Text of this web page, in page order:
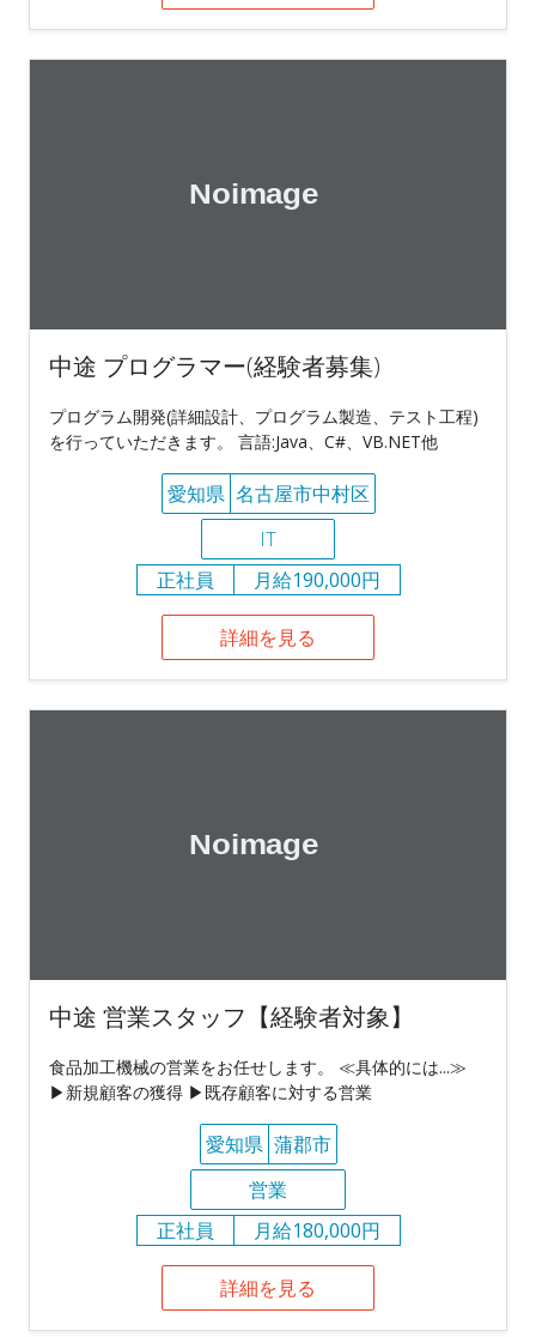
中途 プログラマー(経験者募集)
プログラム開発(詳細設計、プログラム製造、テスト工程)
を行っていただきます。 言語:Java、C#、VB.NET他
愛知県 名古屋市中村区
IT
正社員
月給190,000円
詳細を見る
中途 営業スタッフ【経験者対象】
食品加工機械の営業をお任せします。 ≪具体的には...≫
▶新規顧客の獲得 ▶既存顧客に対する営業
愛知県 蒲郡市
営業
正社員
月給180,000円
詳細を見る